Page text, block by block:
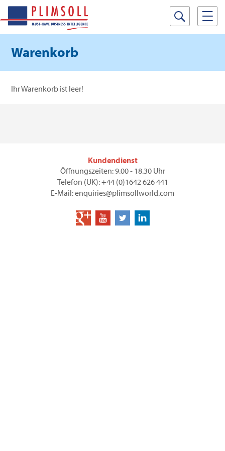
Warenkorb
Ihr Warenkorb ist leer!
Kundendienst
Öffnungszeiten: 9.00 - 18.30 Uhr
Telefon (UK): +44 (0)1642 626 441
E-Mail: enquiries@plimsollworld.com